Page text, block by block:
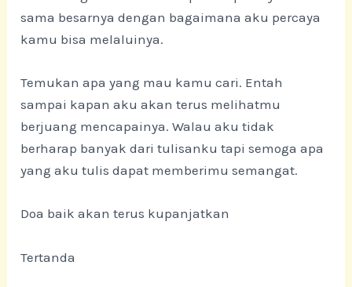
sama besarnya dengan bagaimana aku percaya
kamu bisa melaluinya.
Temukan apa yang mau kamu cari. Entah
sampai kapan aku akan terus melihatmu
berjuang mencapainya. Walau aku tidak
berharap banyak dari tulisanku tapi semoga apa
yang aku tulis dapat memberimu semangat.
Doa baik akan terus kupanjatkan
Tertanda